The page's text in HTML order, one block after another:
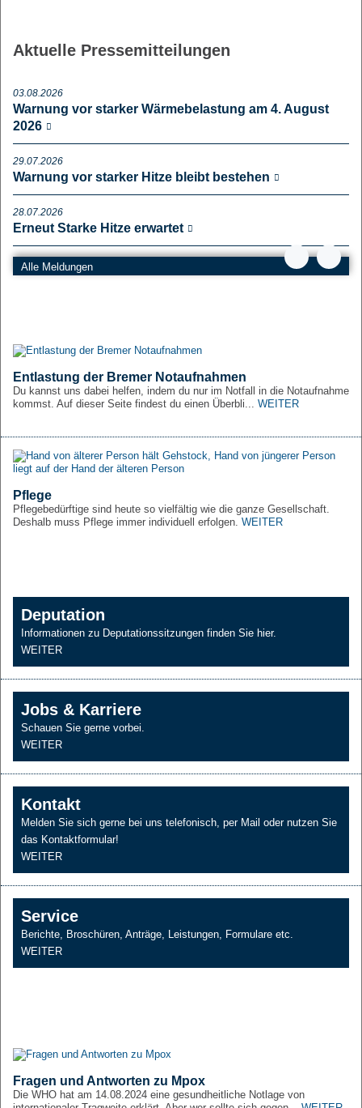
Aktuelle Pressemitteilungen
03.08.2026
Warnung vor starker Wärmebelastung am 4. August
2026
29.07.2026
Warnung vor starker Hitze bleibt bestehen
28.07.2026
Erneut Starke Hitze erwartet
15.07.2026
Gesundheitsressort geht gegen
"Gesetz erschwert tarifliche Bezahlung und bremst
01.07.2026
30.06.2026
Volksbegehrens entscheiden
24.06.2026
Veranstaltungen trotz Hitze?
Alle Meldungen
Entlastung der Bremer Notaufnahmen
Du kannst uns dabei helfen, indem du nur im Notfall in die Notaufnahme
kommst. Auf dieser Seite findest du einen Überbli... WEITER
Pflege
Pflegebedürftige sind heute so vielfältig wie die ganze Gesellschaft.
Deshalb muss Pflege immer individuell erfolgen. WEITER
Deputation
Informationen zu Deputationssitzungen finden Sie hier.
WEITER
Jobs & Karriere
Schauen Sie gerne vorbei.
WEITER
Kontakt
Melden Sie sich gerne bei uns telefonisch, per Mail oder nutzen Sie
das Kontaktformular!
WEITER
Service
Berichte, Broschüren, Anträge, Leistungen, Formulare etc.
WEITER
Fragen und Antworten zu Mpox
Die WHO hat am 14.08.2024 eine gesundheitliche Notlage von